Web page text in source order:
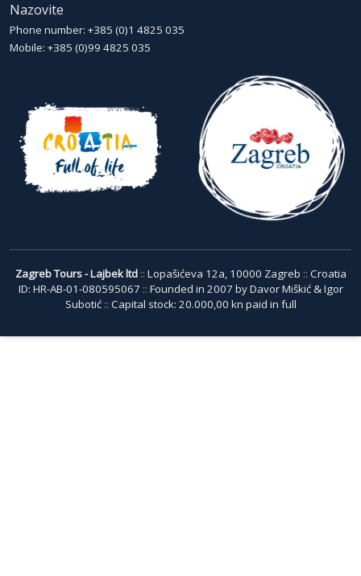
Nazovite
Phone number: +385 (0)1 4825 035
Mobile: +385 (0)99 4825 035
Zagreb Tours - Lajbek ltd :: Lopašićeva 12a, 10000 Zagreb :: Croatia
ID: HR-AB-01-080595067 :: Founded in 2007 by Davor Miškić & Igor
Subotić :: Capital stock: 20.000,00 kn paid in full